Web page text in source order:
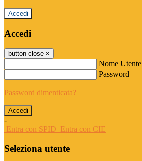
Accedi
Accedi
button close ×
Nome Utente
Password
Password dimenticata?
-
Entra con SPID Entra con CIE
Seleziona utente